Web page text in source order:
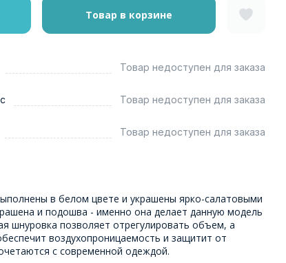
Товар в корзине
Товар недоступен для заказа
Товар недоступен для заказа
Товар недоступен для заказа
в белом цвете и украшены ярко-салатовыми
и подошва - именно она делает данную модель
шнуровка позволяет отрегулировать объем, а
воздухопроницаемость и защитит от
с современной одеждой.